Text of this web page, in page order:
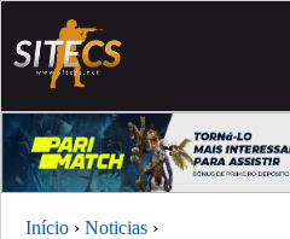
Início › Noticias ›